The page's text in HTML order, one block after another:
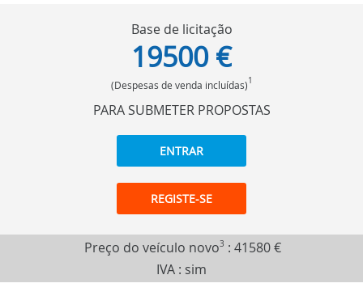
Base de licitação
19500 €
(Despesas de venda incluídas)1
PARA SUBMETER PROPOSTAS
ENTRAR
REGISTE-SE
Preço do veículo novo3 : 41580 €
IVA : sim